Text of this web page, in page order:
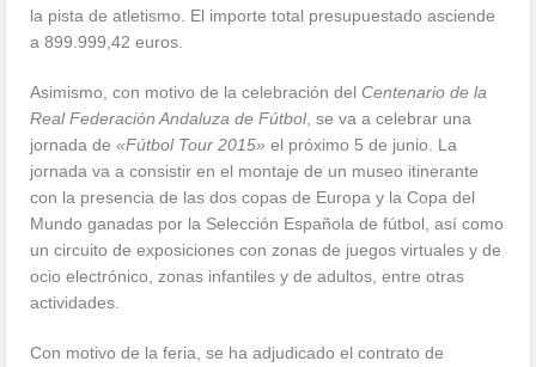
la pista de atletismo. El importe total presupuestado asciende
a 899.999,42 euros.
Asimismo, con motivo de la celebración delCentenario de la
Real Federación Andaluza de Fútbol, se va a celebrar una
jornada de«Fútbol Tour 2015» el próximo 5 de junio. La
jornada va a consistir en el montaje de un museo itinerante
con la presencia de las dos copas de Europa y la Copa del
Mundo ganadas por la Selección Española de fútbol, así como
un circuito de exposiciones con zonas de juegos virtuales y de
ocio electrónico, zonas infantiles y de adultos, entre otras
actividades.
Con motivo de la feria, se ha adjudicado el contrato de